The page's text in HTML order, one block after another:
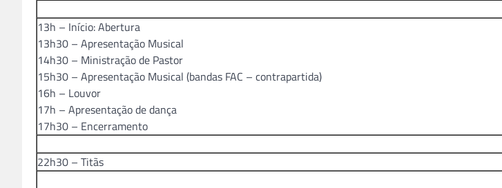
13h – Início: Abertura
13h30 – Apresentação Musical
14h30 – Ministração de Pastor
15h30 – Apresentação Musical (bandas FAC – contrapartida)
16h – Louvor
17h – Apresentação de dança
17h30 – Encerramento
22h30 – Titãs